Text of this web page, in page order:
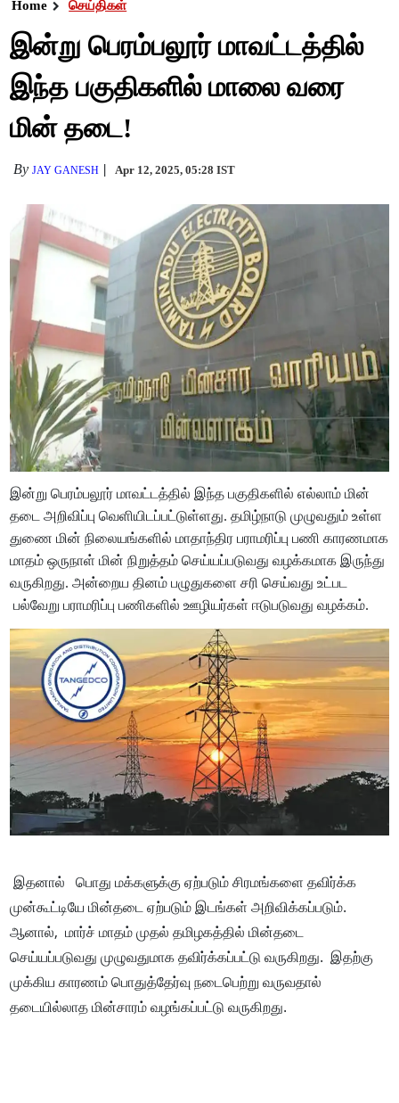
Home செய்திகள்
இன்று பெரம்பலூர் மாவட்டத்தில்
இந்த பகுதிகளில் மாலை வரை
மின் தடை!
ByJAY GANESH Apr 12, 2025, 05:28 IST
இன்று பெரம்பலூர் மாவட்டத்தில் இந்த பகுதிகளில் எல்லாம் மின்
தடை அறிவிப்பு வெளியிடப்பட்டுள்ளது. தமிழ்நாடு முழுவதும் உள்ள
துணை மின் நிலையங்களில் மாதாந்திர பராமரிப்பு பணி காரணமாக
மாதம் ஒருநாள் மின் நிறுத்தம் செய்யப்படுவது வழக்கமாக இருந்து
வருகிறது. அன்றைய தினம் பழுதுகளை சரி செய்வது உட்பட
பல்வேறு பராமரிப்பு பணிகளில் ஊழியர்கள் ஈடுபடுவது வழக்கம்.
இதனால் பொது மக்களுக்கு ஏற்படும் சிரமங்களை தவிர்க்க
முன்கூட்டியே மின்தடை ஏற்படும் இடங்கள் அறிவிக்கப்படும்.
ஆனால், மார்ச் மாதம் முதல் தமிழகத்தில் மின்தடை
செய்யப்படுவது முழுவதுமாக தவிர்க்கப்பட்டு வருகிறது. இதற்கு
முக்கிய காரணம் பொதுத்தேர்வு நடைபெற்று வருவதால்
தடையில்லாத மின்சாரம் வழங்கப்பட்டு வருகிறது.